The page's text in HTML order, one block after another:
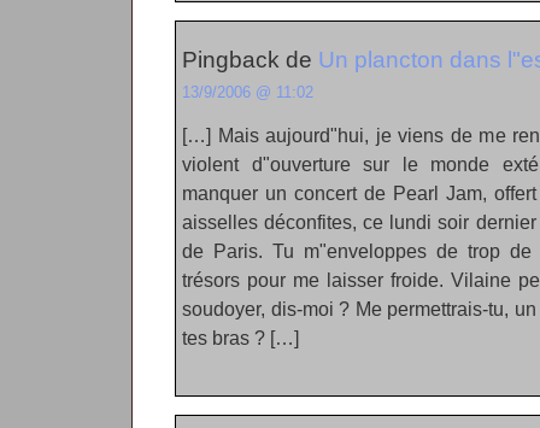
Pingback de Un plancton dans
13/9/2006 @ 11:02
[…] Mais aujourd"hui, je viens de me
violent d"ouverture sur le monde
manquer un concert de Pearl Jam,
aisselles déconfites, ce lundi soir
de Paris. Tu m"enveloppes de trop
trésors pour me laisser froide. Vilaine
soudoyer, dis-moi ? Me permettrais-tu,
tes bras ? […]